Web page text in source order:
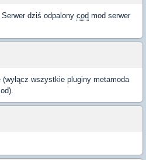
dziś odpalony cod mod serwer
wszystkie pluginy metamoda